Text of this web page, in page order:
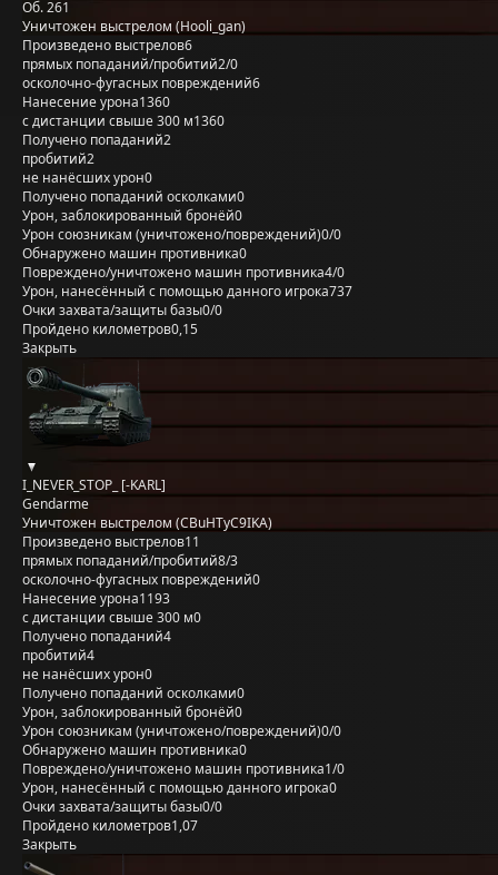
Об. 261
Уничтожен выстрелом (Hooli_gan)
Произведено выстрелов6
прямых попаданий/пробитий2/0
осколочно-фугасных повреждений6
Нанесение урона1360
с дистанции свыше 300 м1360
Получено попаданий2
пробитий2
не нанёсших урон0
Получено попаданий осколками0
Урон, заблокированный бронёй0
Урон союзникам (уничтожено/повреждений)0/0
Обнаружено машин противника0
Повреждено/уничтожено машин противника4/0
Урон, нанесённый с помощью данного игрока737
Очки захвата/защиты базы0/0
Пройдено километров0,15
Закрыть
I_NEVER_STOP_ [-KARL]
Gendarme
Уничтожен выстрелом (CBuHTyC9IKA)
Произведено выстрелов11
прямых попаданий/пробитий8/3
осколочно-фугасных повреждений0
Нанесение урона1193
с дистанции свыше 300 м0
Получено попаданий4
пробитий4
не нанёсших урон0
Получено попаданий осколками0
Урон, заблокированный бронёй0
Урон союзникам (уничтожено/повреждений)0/0
Обнаружено машин противника0
Повреждено/уничтожено машин противника1/0
Урон, нанесённый с помощью данного игрока0
Очки захвата/защиты базы0/0
Пройдено километров1,07
Закрыть